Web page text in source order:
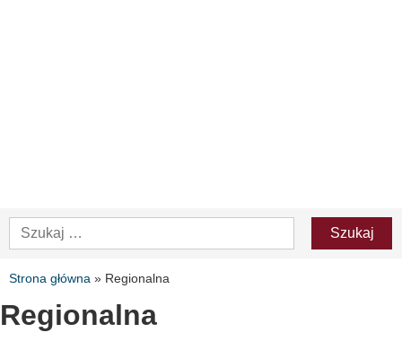
Strona główna » Regionalna
Regionalna